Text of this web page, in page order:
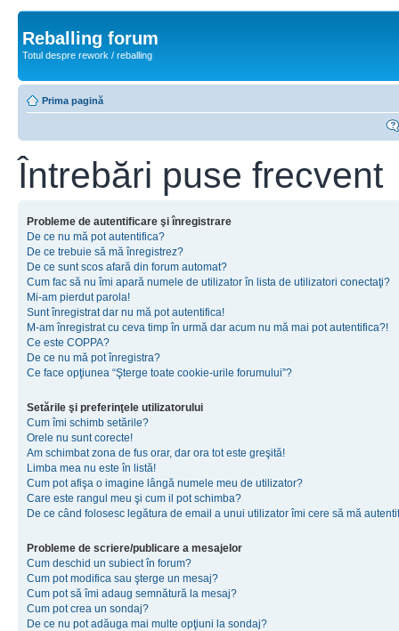
Reballing forum
Totul despre rework / reballing
Prima pagină
Întrebări puse frecvent
Probleme de autentificare şi înregistrare
De ce nu mă pot autentifica?
De ce trebuie să mă înregistrez?
De ce sunt scos afară din forum automat?
Cum fac să nu îmi apară numele de utilizator în lista de utilizatori conectaţi?
Mi-am pierdut parola!
Sunt înregistrat dar nu mă pot autentifica!
M-am înregistrat cu ceva timp în urmă dar acum nu mă mai pot autentifica?!
Ce este COPPA?
De ce nu mă pot înregistra?
Ce face opţiunea “Şterge toate cookie-urile forumului”?
Setările şi preferinţele utilizatorului
Cum îmi schimb setările?
Orele nu sunt corecte!
Am schimbat zona de fus orar, dar ora tot este greşită!
Limba mea nu este în listă!
Cum pot afişa o imagine lângă numele meu de utilizator?
Care este rangul meu şi cum il pot schimba?
De ce când folosesc legătura de email a unui utilizator îmi cere să mă
Probleme de scriere/publicare a mesajelor
Cum deschid un subiect în forum?
Cum pot modifica sau şterge un mesaj?
Cum pot să îmi adaug semnătură la mesaj?
Cum pot crea un sondaj?
De ce nu pot adăuga mai multe opţiuni la sondaj?